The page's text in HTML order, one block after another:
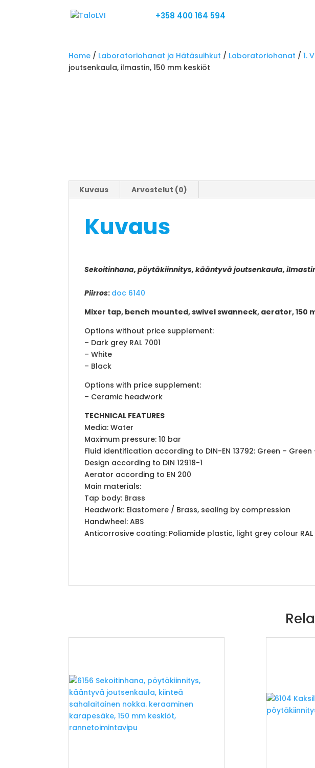
+358 400 164 594
Home / Laboratoriohanat ja Hätäsuihkut / Laboratoriohanat /1.
joutsenkaula, ilmastin, 150 mm keskiöt
Kuvaus Arvostelut (0)
Kuvaus
Sekoitinhana, pöytäkiinnitys, kääntyvä joutsenkaula,
Piirros: doc 6140
Mixer tap, bench mounted, swivel swanneck, aerator, 150
Options without price supplement:
– Dark grey RAL 7001
– White
– Black
Options with price supplement:
– Ceramic headwork
TECHNICAL FEATURES
Media: Water
Maximum pressure: 10 bar
Fluid identification according to DIN-EN 13792: Green – Green
Design according to DIN 12918-1
Aerator according to EN 200
Main materials:
Tap body: Brass
Headwork: Elastomere / Brass, sealing by compression
Handwheel: ABS
Anticorrosive coating: Poliamide plastic, light grey colour RAL